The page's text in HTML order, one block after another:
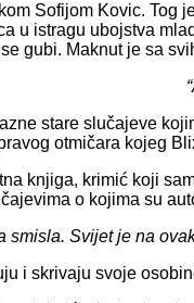
Sofijom Kovic. Tog
u istragu ubojstva
gubi. Maknut je sa
stare slučajeve
otmičara kojeg
knjiga, krimić koji
o kojima su
smisla. Svijet je na
i skrivaju svoje